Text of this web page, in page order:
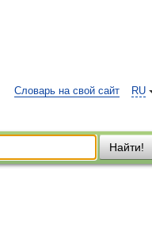
RU
Словарь на свой сайт
Найти!